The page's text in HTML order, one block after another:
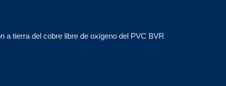
a tierra del cobre libre de oxígeno del PVC BVR